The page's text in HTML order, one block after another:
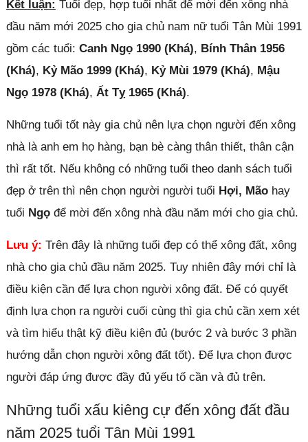
Kết luận: Tuổi đẹp, hợp tuổi nhất để mời đến xông nhà
đầu năm mới 2025 cho gia chủ nam nữ tuổi Tân Mùi 1991
gồm các tuổi: Canh Ngọ 1990 (Khá), Bính Thân 1956
(Khá), Kỷ Mão 1999 (Khá), Kỷ Mùi 1979 (Khá), Mậu
Ngọ 1978 (Khá), Ất Tỵ 1965 (Khá).
Những tuổi tốt này gia chủ nên lựa chọn người đến xông
nhà là anh em họ hàng, bạn bè càng thân thiết, thân cận
thì rất tốt. Nếu không có những tuổi theo danh sách tuổi
đẹp ở trên thì nên chọn người người tuổi Hợi, Mãohay
tuổi Ngọđể mời đến xông nhà đầu năm mới cho gia chủ.
Lưu ý: Trên đây là những tuổi đẹp có thể xông đất, xông
nhà cho gia chủ đầu năm 2025. Tuy nhiên đây mới chỉ là
điều kiện cần để lựa chọn người xông đất. Để có quyết
định lựa chọn ra người cuối cùng thì gia chủ cần xem xét
và tìm hiểu thật kỹ điều kiện đủ (bước 2 và bước 3 phần
hướng dẫn chọn người xông đất tốt). Để lựa chọn được
người đáp ứng được đầy đủ yếu tố cần và đủ trên.
Những tuổi xấu kiêng cự đến xông đất đầu
năm 2025 tuổi Tân Mùi 1991
Đóng quảng cáo ✕